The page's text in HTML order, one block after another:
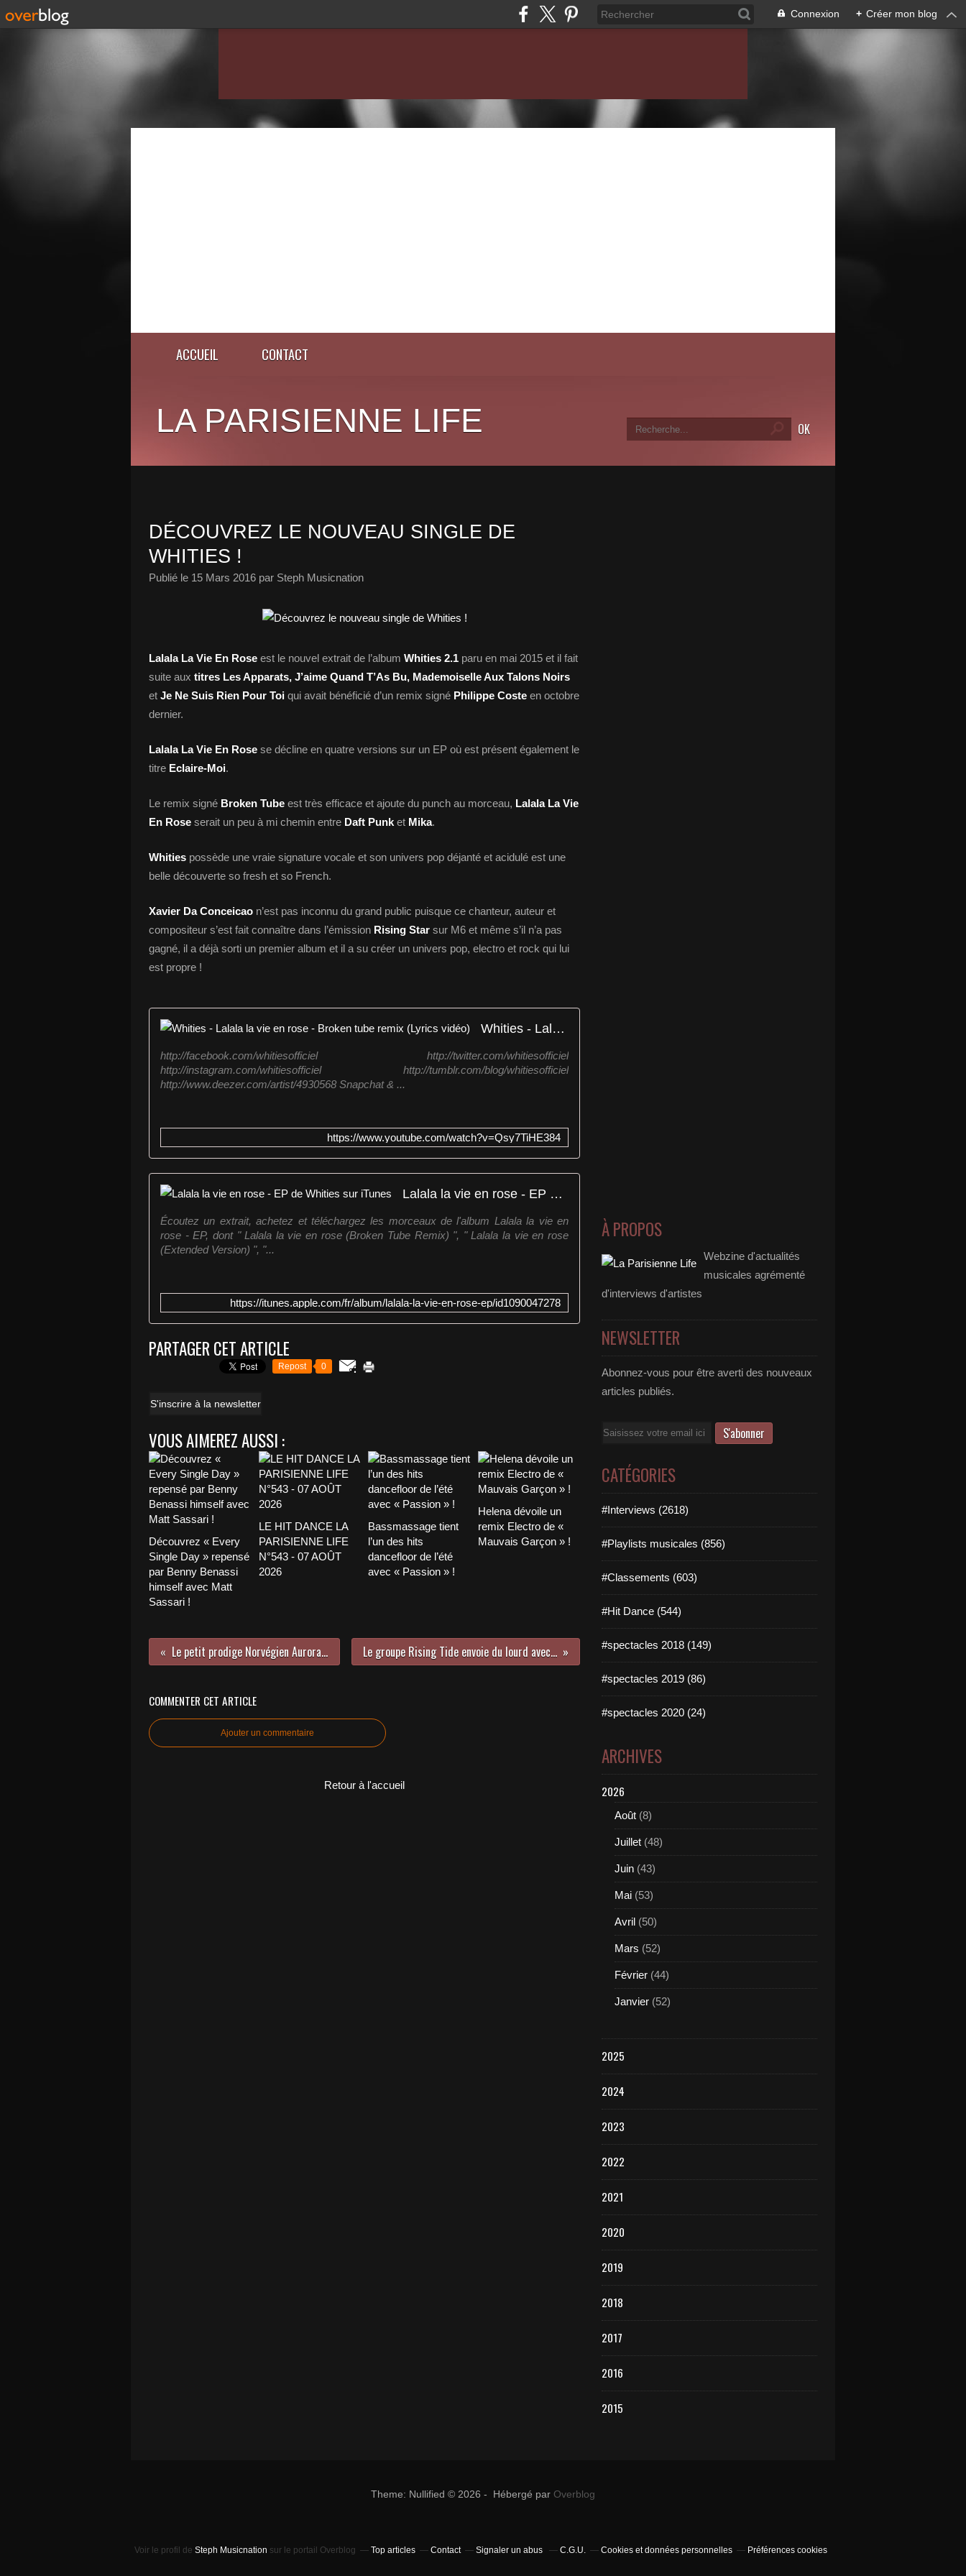
Connexion + Créer mon blog
ACCUEIL CONTACT
LA PARISIENNE LIFE
DÉCOUVREZ LE NOUVEAU SINGLE DE
WHITIES !
Publié le 15 Mars 2016 par Steph Musicnation
Lalala La Vie En Rose est le nouvel extrait de l’album Whities 2.1 paru en mai 2015 et il fait
suite aux titres Les Apparats, J’aime Quand T’As Bu, Mademoiselle Aux Talons Noirs
et Je Ne Suis Rien Pour Toi qui avait bénéficié d’un remix signé Philippe Coste en octobre
dernier.
Lalala La Vie En Rose se décline en quatre versions sur un EP où est présent également le
titre Eclaire-Moi.
Le remix signé Broken Tube est très efficace et ajoute du punch au morceau, Lalala La Vie
En Rose serait un peu à mi chemin entre Daft Punk et Mika.
Whities possède une vraie signature vocale et son univers pop déjanté et acidulé est une
belle découverte so fresh et so French.
Xavier Da Conceicao n’est pas inconnu du grand public puisque ce chanteur, auteur et
compositeur s’est fait connaître dans l’émission Rising Star sur M6 et même s’il n’a pas
gagné, il a déjà sorti un premier album et il a su créer un univers pop, electro et rock qui lui
est propre !
Whities - Lalala la vie en rose - Broken tube remix (Lyrics vidéo)
http://facebook.com/whitiesofficiel http://twitter.com/whitiesofficiel
http://instagram.com/whitiesofficiel http://tumblr.com/blog/whitiesofficiel
http://www.deezer.com/artist/4930568 Snapchat & ...
https://www.youtube.com/watch?v=Qsy7TiHE384
Lalala la vie en rose - EP de Whities sur iTunes
Écoutez un extrait, achetez et téléchargez les morceaux de l'album Lalala la vie en
rose - EP, dont " Lalala la vie en rose (Broken Tube Remix) ", " Lalala la vie en rose
(Extended Version) ", "...
https://itunes.apple.com/fr/album/lalala-la-vie-en-rose-ep/id1090047278
PARTAGER CET ARTICLE
Repost 0
S'inscrire à la newsletter
VOUS AIMEREZ AUSSI :
Découvrez « Every
Single Day » repensé
par Benny Benassi
himself avec Matt
Sassari !
LE HIT DANCE LA
PARISIENNE LIFE
N°543 - 07 AOÛT
2026
Bassmassage tient
l’un des hits
dancefloor de l’été
avec « Passion » !
Helena dévoile un
remix Electro de «
Mauvais Garçon » !
Le petit prodige Norvégien Aurora sort son premier album ! Le groupe Rising Tide envoie du lourd avec son nouvel album à découvrir !
COMMENTER CET ARTICLE
Ajouter un commentaire
Retour à l'accueil
À PROPOS
Webzine d'actualités
musicales agrémenté
d'interviews d'artistes
NEWSLETTER
Abonnez-vous pour être averti des nouveaux
articles publiés.
Email
CATÉGORIES
#Interviews (2618)
#Playlists musicales (856)
#Classements (603)
#Hit Dance (544)
#spectacles 2018 (149)
#spectacles 2019 (86)
#spectacles 2020 (24)
ARCHIVES
2026
Août (8)
Juillet (48)
Juin (43)
Mai (53)
Avril (50)
Mars (52)
Février (44)
Janvier (52)
2025
2024
2023
2022
2021
2020
2019
2018
2017
2016
2015
Theme: Nullified © 2026 - Hébergé par Overblog
Voir le profil de Steph Musicnation sur le portail Overblog Top articles Contact Signaler un abus C.G.U. Cookies et données personnelles Préférences cookies